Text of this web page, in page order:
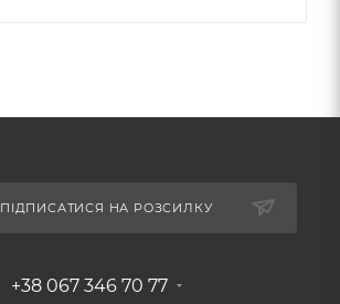
ПІДПИСАТИСЯ НА РОЗСИЛКУ
+38 067 346 70 77